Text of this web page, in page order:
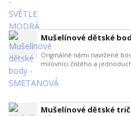
Mušelínové dětské
Originálně námi navržené
milovníci čistého a
Mušelínové dětské